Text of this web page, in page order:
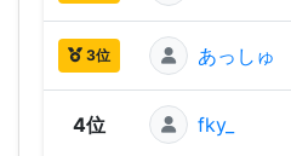
3位 あっしゅ
4位 fky_